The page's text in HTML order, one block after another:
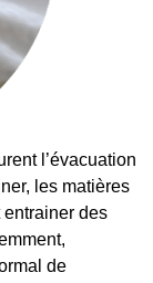
l’évacuation
les matières
des
de